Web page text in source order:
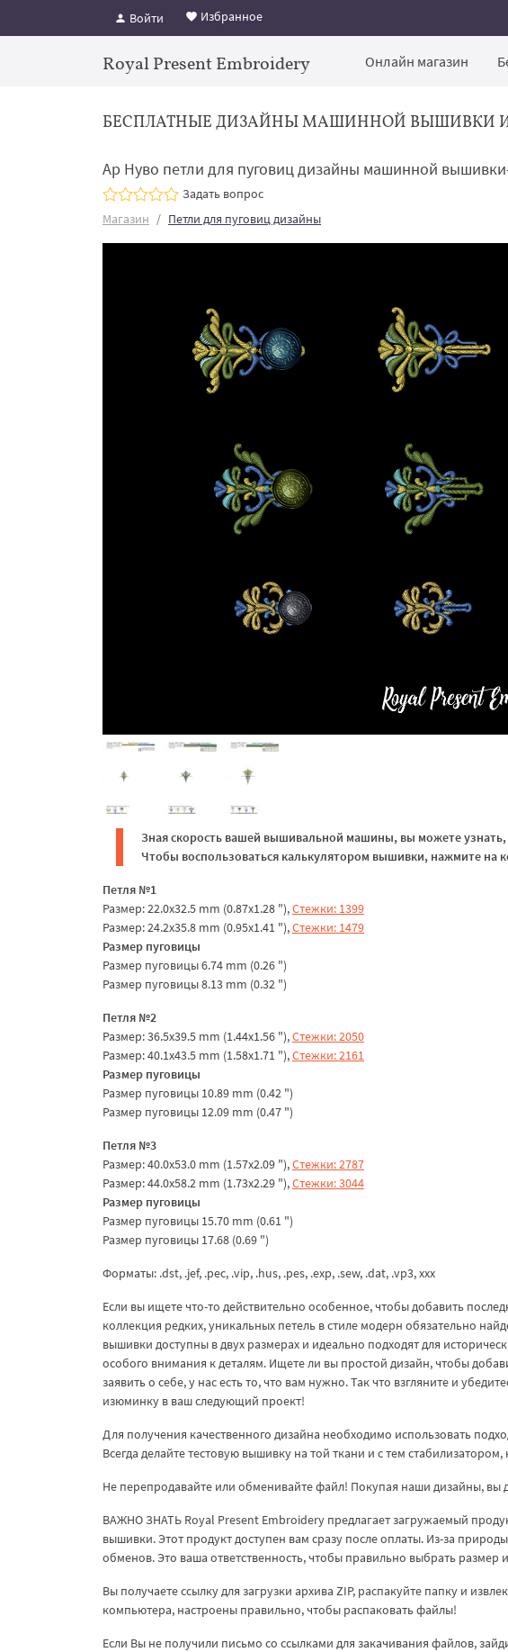
Войти Избранное
Royal Present Embroidery Онлайн магазин
БЕСПЛАТНЫЕ ДИЗАЙНЫ МАШИННОЙ
Ар Нуво петли для пуговиц дизайны машинной
Задать вопрос
Магазин
Петли для пуговиц дизайны
Зная скорость вашей вышивальной машины, вы можете
Чтобы воспользоваться калькулятором вышивки, нажмите на
Петля №1
Размер: 22.0x32.5 mm (0.87x1.28 "),Стежки: 1399
Размер: 24.2x35.8 mm (0.95x1.41 "),Стежки: 1479
Размер пуговицы
Размер пуговицы 6.74 mm (0.26 ")
Размер пуговицы 8.13 mm (0.32 ")
Петля №2
Размер: 36.5x39.5 mm (1.44x1.56 "),Стежки: 2050
Размер: 40.1x43.5 mm (1.58x1.71 "),Стежки: 2161
Размер пуговицы
Размер пуговицы 10.89 mm (0.42 ")
Размер пуговицы 12.09 mm (0.47 ")
Петля №3
Размер: 40.0x53.0 mm (1.57x2.09 "),Стежки: 2787
Размер: 44.0x58.2 mm (1.73x2.29 "),Стежки: 3044
Размер пуговицы
Размер пуговицы 15.70 mm (0.61 ")
Размер пуговицы 17.68 (0.69 ")
Форматы: .dst, .jef, .pec, .vip, .hus, .pes, .exp, .sew, .dat, .vp3, xxx
Если вы ищете что-то действительно особенное, чтобы добавить
коллекция редких, уникальных петель в стиле модерн обязательно
вышивки доступны в двух размерах и идеально подходят для
особого внимания к деталям. Ищете ли вы простой дизайн, чтобы
заявить о себе, у нас есть то, что вам нужно. Так что взгляните и
изюминку в ваш следующий проект!
Для получения качественного дизайна необходимо использовать
Всегда делайте тестовую вышивку на той ткани и с тем
Не перепродавайте или обменивайте файл! Покупая наши дизайны, вы
ВАЖНО ЗНАТЬ Royal Present Embroidery предлагает загружаемый
вышивки. Этот продукт доступен вам сразу после оплаты. Из-за
обменов. Это ваша ответственность, чтобы правильно выбрать
Вы получаете ссылку для загрузки архива ZIP, распакуйте папку и
компьютера, настроены правильно, чтобы распаковать файлы!
Если Вы не получили письмо со ссылками для закачивания файлов,